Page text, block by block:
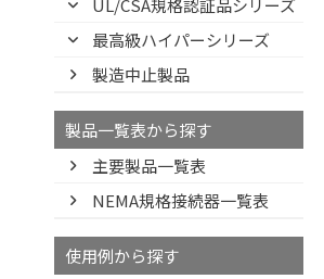
UL/CSA規格認証品シリーズ
最高級ハイパーシリーズ
製造中止製品
製品一覧表から探す
主要製品一覧表
NEMA規格接続器一覧表
使用例から探す